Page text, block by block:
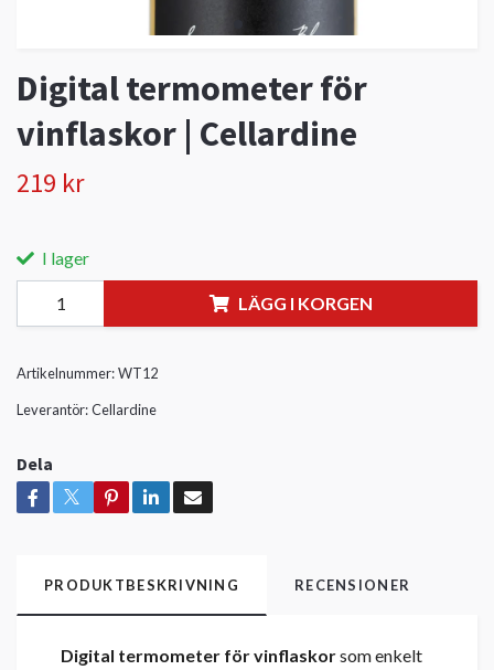
Digital termometer för
vinflaskor | Cellardine
219 kr
I lager
LÄGG I KORGEN
Artikelnummer:WT12
Leverantör:Cellardine
Dela
PRODUKTBESKRIVNING RECENSIONER
Digital termometer för vinflaskorsom enkelt